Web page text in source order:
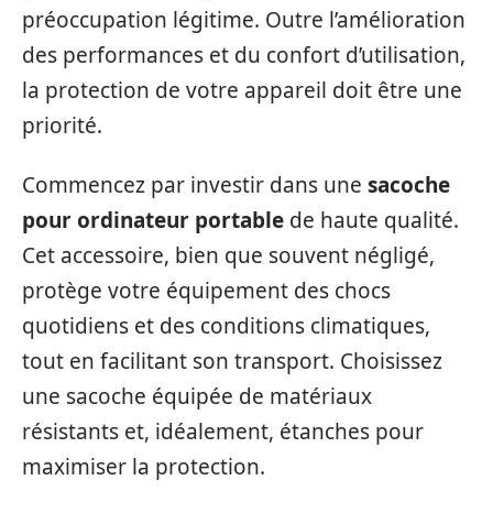
préoccupation légitime. Outre l’amélioration
des performances et du confort d’utilisation,
la protection de votre appareil doit être une
priorité.
Commencez par investir dans une sacoche
pour ordinateur portable de haute qualité.
Cet accessoire, bien que souvent négligé,
protège votre équipement des chocs
quotidiens et des conditions climatiques,
tout en facilitant son transport. Choisissez
une sacoche équipée de matériaux
résistants et, idéalement, étanches pour
maximiser la protection.